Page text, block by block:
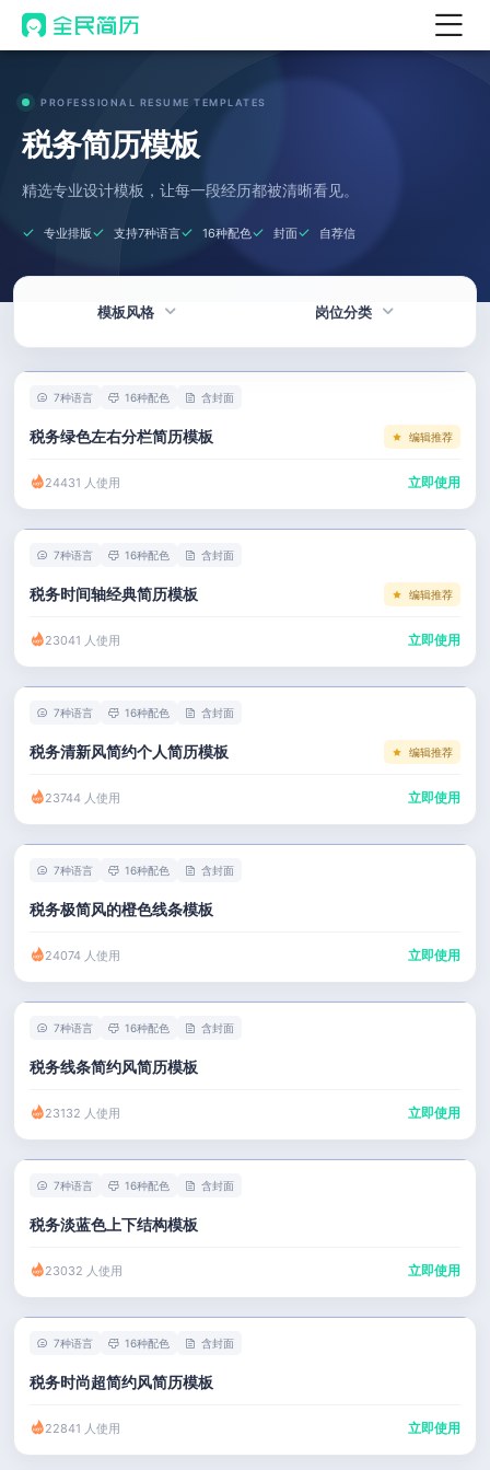
AI 生成简历
AI 优化简历
AI 翻译简历
AI 诊断简历
AI 模拟面试
AI 职场工具 New
简历模板
PROFESSIONAL RESUME TEMPLATES
税务简历模板
精选专业设计模板，让每一段经历都被清晰看见。
专业排版 支持7种语言 16种配色 封面 自荐信
模板风格
简洁
应届生
左右分栏
考研复试
岗位分类
产品 / 设计
金融 / 汽车
市场 / 运营
人事 / 行政
房产建筑
7种语言 16种配色 含封面
税务绿色左右分栏简历模板 编辑推荐
24431 人使用 立即使用
7种语言 16种配色 含封面
税务时间轴经典简历模板 编辑推荐
23041 人使用 立即使用
7种语言 16种配色 含封面
税务清新风简约个人简历模板 编辑推荐
23744 人使用 立即使用
7种语言 16种配色 含封面
税务极简风的橙色线条模板
24074 人使用 立即使用
7种语言 16种配色 含封面
税务线条简约风简历模板
23132 人使用 立即使用
7种语言 16种配色 含封面
税务淡蓝色上下结构模板
23032 人使用 立即使用
7种语言 16种配色 含封面
税务时尚超简约风简历模板
22841 人使用 立即使用